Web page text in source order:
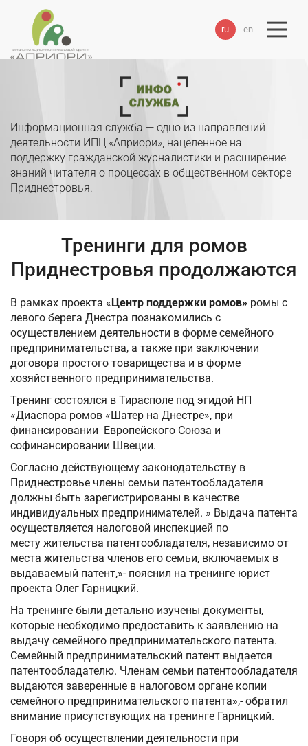
ru en
Информационная служба — одно из направлений
деятельности ИПЦ «Априори», нацеленное на
поддержку гражданской журналистики и расширение
знаний читателя о процессах в общественном секторе
Приднестровья.
Тренинги для ромов
Приднестровья продолжаются
В рамках проекта « Центр поддержки ромов» ромы с
левого берега Днестра познакомились с
осуществлением деятельности в форме семейного
предпринимательства, а также при заключении
договора простого товарищества и в форме
хозяйственного предпринимательства.
Тренинг состоялся в Тирасполе под эгидой НП
«Диаспора ромов «Шатер на Днестре», при
финансировании Европейского Союза и
софинансировании Швеции.
Согласно действующему законодательству в
Приднестровье члены семьи патентообладателя
должны быть зарегистрированы в качестве
индивидуальных предпринимателей. » Выдача патента
осуществляется налоговой инспекцией по
месту жительства патентообладателя, независимо от
места жительства членов его семьи, включаемых в
выдаваемый патент,»- пояснил на тренинге юрист
проекта Олег Гарницкий.
На тренинге были детально изучены документы,
которые необходимо предоставить к заявлению на
выдачу семейного предпринимательского патента.
Семейный предпринимательский патент выдается
патентообладателю. Членам семьи патентообладателя
выдаются заверенные в налоговом органе копии
семейного предпринимательского патента»,- обратил
внимание присутствующих на тренинге Гарницкий.
Говоря об осуществлении деятельности при